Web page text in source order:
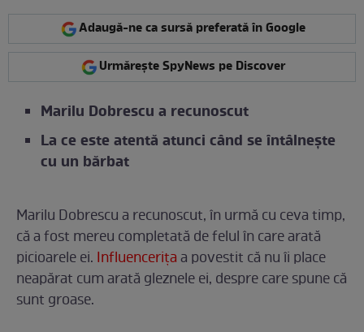
Adaugă-ne ca sursă preferată în Google
Urmărește SpyNews pe Discover
Marilu Dobrescu a recunoscut
La ce este atentă atunci când se întâlnește
cu un bărbat
Marilu Dobrescu a recunoscut, în urmă cu ceva timp,
că a fost mereu completată de felul în care arată
picioarele ei. Influencerițaa povestit că nu îi place
neapărat cum arată gleznele ei, despre care spune că
sunt groase.